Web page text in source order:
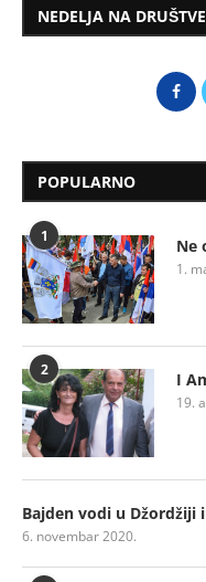
NEDELJA NA
POPULARNO
1 Ne
1.
2 I
19.
Bajden vodi u Džordžiji
6. novembar 2020.